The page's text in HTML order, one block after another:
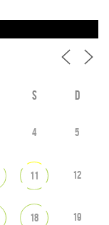
S D
4 5
11 12
18 19